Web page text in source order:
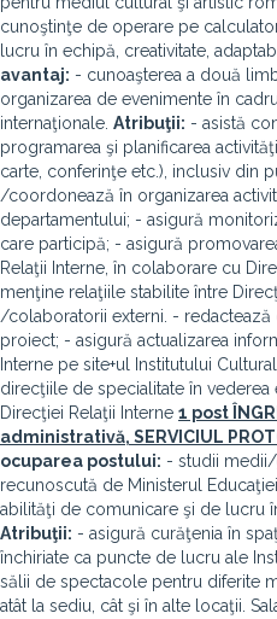
cunoştinţe de operare pe
lucru în echipă, creativitate,
avantaj: - cunoaşterea a două
organizarea de evenimente în
internaţionale. Atribuţii: - asistă
programarea şi planificarea
carte, conferinţe etc.), inclusiv din
/coordonează în organizarea
departamentului; - asigură
care participă; - asigură
Relaţii Interne, în colaborare cu
menţine relaţiile stabilite între
/colaboratorii externi. -
proiect; - asigură actualizarea
Interne pe site+ul Institutului
direcţiile de specialitate în
Direcţiei Relaţii Interne 1 post
administrativă, SERVICIUL
ocuparea postului: - studii
recunoscută de Ministerul
abilităţi de comunicare şi de lucru
Atribuţii: - asigură curăţenia în
închiriate ca puncte de lucru ale
sălii de spectacole pentru diferite
atât la sediu, cât şi în alte locaţii.